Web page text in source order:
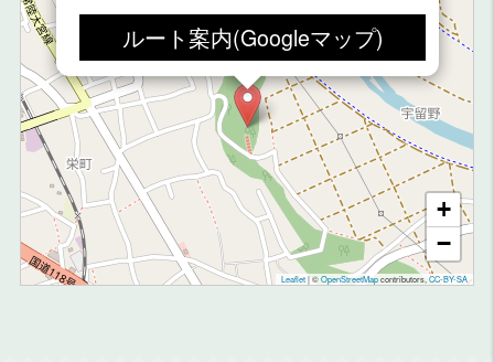
ルート案内(Googleマップ)
+
−
Leaflet |©OpenStreetMapcontributors, CC-BY-SA